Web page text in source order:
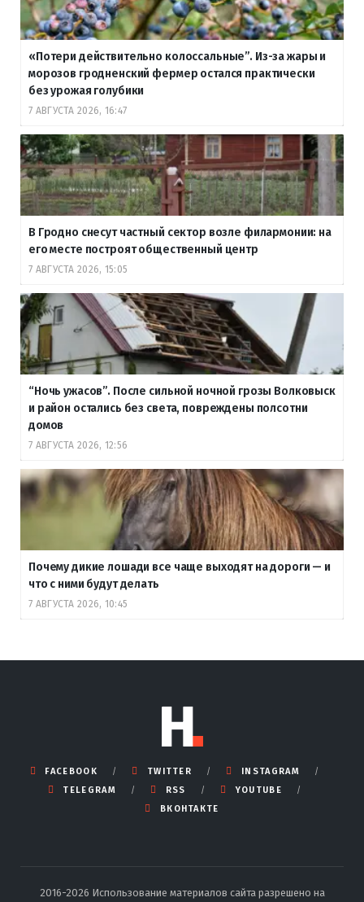
«Потери действительно колоссальные”. Из-за жары и
морозов гродненский фермер остался практически
без урожая голубики
7 АВГУСТА 2026, 16:47
В Гродно снесут частный сектор возле филармонии: на
его месте построят общественный центр
7 АВГУСТА 2026, 15:05
“Ночь ужасов”. После сильной ночной грозы Волковыск
и район остались без света, повреждены полсотни
домов
7 АВГУСТА 2026, 12:56
Почему дикие лошади все чаще выходят на дороги — и
что с ними будут делать
7 АВГУСТА 2026, 10:45
FACEBOOK TWITTER
INSTAGRAM
TELEGRAM
RSS
YOUTUBE
ВКОНТАКТЕ
2016-2026 Использование материалов сайта разрешено на